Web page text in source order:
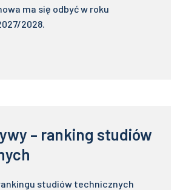
ma się odbyć w roku
2028.
– ranking studiów
studiów technicznych